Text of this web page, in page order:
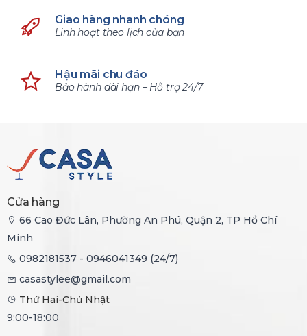
Giao hàng nhanh chóng
Linh hoạt theo lịch của bạn
Hậu mãi chu đáo
Bảo hành dài hạn – Hỗ trợ 24/7
Cửa hàng
66 Cao Đức Lân, Phường An Phú, Quận 2, TP Hồ Chí
Minh
0982181537 - 0946041349 (24/7)
casastylee@gmail.com
Thứ Hai-Chủ Nhật
9:00-18:00